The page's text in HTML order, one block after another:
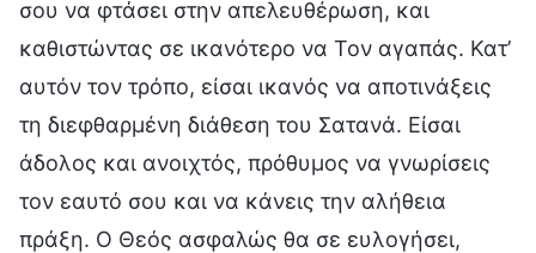
σου να φτάσει στην απελευθέρωση, και
καθιστώντας σε ικανότερο να Τον αγαπάς. Κατ’
αυτόν τον τρόπο, είσαι ικανός να αποτινάξεις
τη διεφθαρμένη διάθεση του Σατανά. Είσαι
άδολος και ανοιχτός, πρόθυμος να γνωρίσεις
τον εαυτό σου και να κάνεις την αλήθεια
πράξη. Ο Θεός ασφαλώς θα σε ευλογήσει,